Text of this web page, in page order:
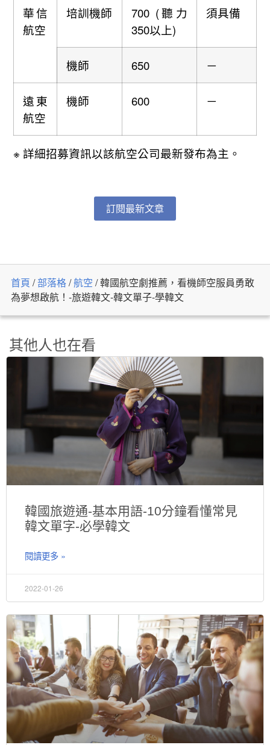
華信
航空
培訓機師
700 (聽力
350以上)
須具備
機師 650 －
遠東
航空
機師 600 －
※ 詳細招募資訊以該航空公司最新發布為主。
訂閱最新文章
首頁 /部落格/航空 /韓國航空劇推薦，看機師空服員勇敢
為夢想啟航！-旅遊韓文-韓文單子-學韓文
其他人也在看
韓國旅遊通-基本用語-10分鐘看懂常見
韓文單字-必學韓文
閱讀更多 »
2022-01-26